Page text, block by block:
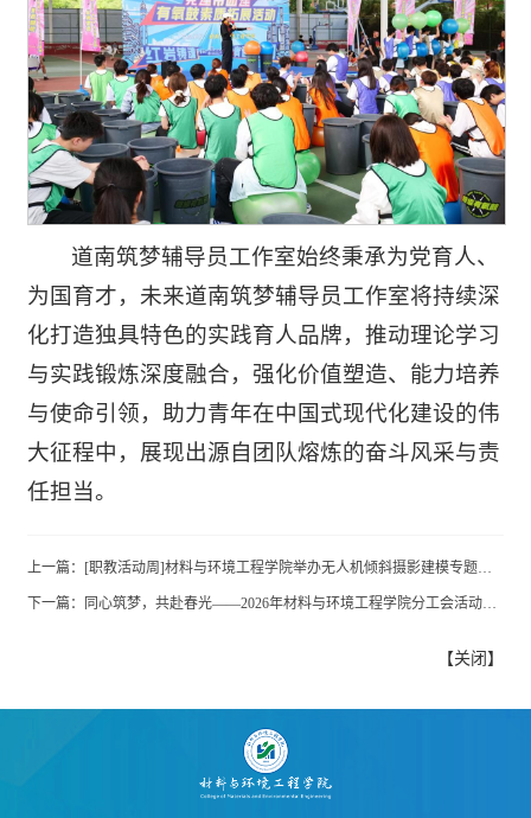
道南筑梦辅导员工作室始终秉承为党育人、
为国育才，未来道南筑梦辅导员工作室将持续深
化打造独具特色的实践育人品牌，推动理论学习
与实践锻炼深度融合，强化价值塑造、能力培养
与使命引领，助力青年在中国式现代化建设的伟
大征程中，展现出源自团队熔炼的奋斗风采与责
任担当。
上一篇： [职教活动周]材料与环境工程学院举办无人机倾斜摄影建模专题讲座
下一篇： 同心筑梦，共赴春光——2026年材料与环境工程学院分工会活动圆满举行
【关闭 】